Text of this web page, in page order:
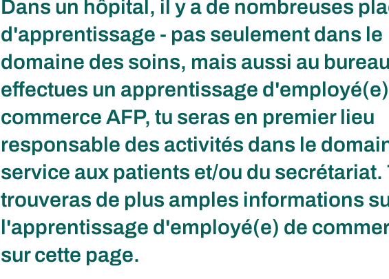
Dans un hôpital, il y a de nombreuses
d'apprentissage - pas seulement dans le
domaine des soins, mais aussi au
effectues un apprentissage
commerce AFP, tu seras en premier lieu
responsable des activités dans le
service aux patients et/ou du secrétariat.
trouveras de plus amples informations
l'apprentissage d'employé(e) de
sur cette page.